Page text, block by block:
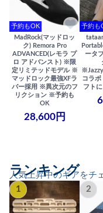
予約もOK
MadRock(マッドロッ
ク) Remora Pro
ADVANCED(レモラ プ
ロ アドバンスト) ※限
定リミテッドモデル ※
マッドロック最強XFラ
バー採用 ※異次元のフ
リクション ※予約も
OK
28,600円
予約も
ータ
コラ
フト
人気上昇中のギアをチ
ランキング
1 2